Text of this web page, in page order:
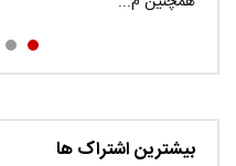
بیشترین اشتراک ها